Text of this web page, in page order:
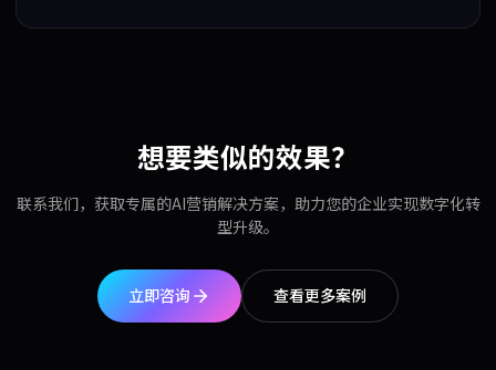
想要类似的效果？
联系我们，获取专属的AI营销解决方案，助力您的企业实现数字化转
型升级。
立即咨询 查看更多案例